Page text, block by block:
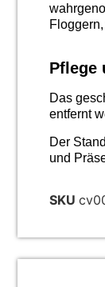
Pflege
Das
entfernt
Der
und
SKU